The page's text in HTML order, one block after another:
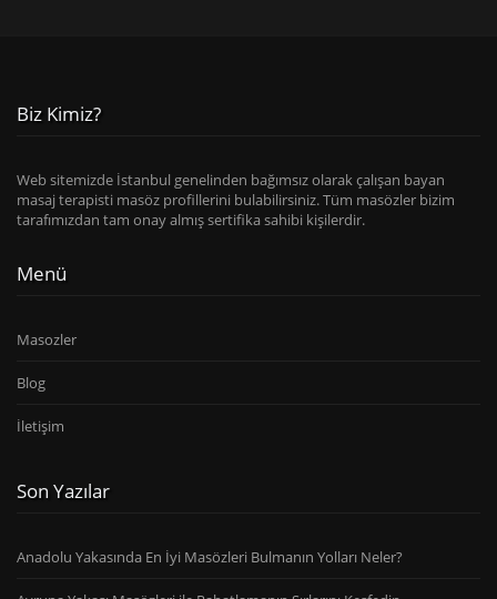
Biz Kimiz?
Web sitemizde İstanbul genelinden bağımsız olarak çalışan bayan
masaj terapisti masöz profillerini bulabilirsiniz. Tüm masözler bizim
tarafımızdan tam onay almış sertifika sahibi kişilerdir.
Menü
Masozler
Blog
İletişim
Son Yazılar
Anadolu Yakasında En İyi Masözleri Bulmanın Yolları Neler?